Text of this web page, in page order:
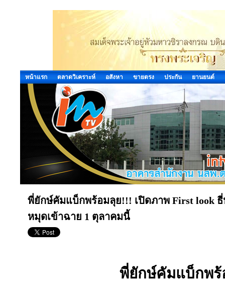
หน้าแรก ตลาดวิเคราะห์ อสังหา ขายตรง ประกัน ยานยนต์
พี่ยักษ์คัมแบ็กพร้อมลุย!!! เปิดภาพ First look
หมุดเข้าฉาย 1 ตุลาคมนี้
พี่ยักษ์คัมแบ็กพ